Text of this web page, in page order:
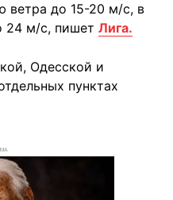
ветра до 15-20 м/с, в
24 м/с, пишет Лига.
Одесской и
пунктах